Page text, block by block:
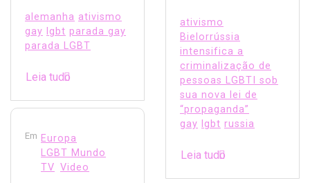
alemanha ativismo
gay
lgbt parada gay
parada LGBT
Leia tudo
Em Europa
LGBT Mundo
TV Video
ativismo
Bielorrússia
intensifica a
criminalização de
pessoas LGBTI sob
sua nova lei de
“propaganda”
gay
lgbt russia
Leia tudo